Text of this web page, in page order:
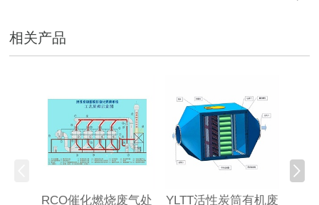
相关产品
RCO催化燃烧废气处
YLTT活性炭筒有机废